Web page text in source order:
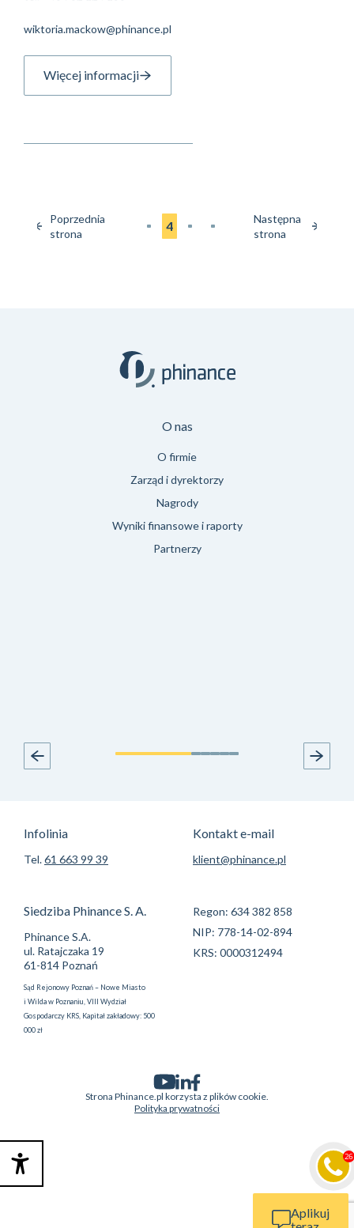
wiktoria.mackow@phinance.pl
Więcej informacji
Poprzednia
strona
4
Następna
strona
O nas
O firmie
Zarząd i dyrektorzy
Nagrody
Wyniki finansowe i raporty
Partnerzy
Infolinia
Tel.61 663 99 39
Kontakt e-mail
klient@phinance.pl
Siedziba Phinance S. A.
Phinance S.A.
ul. Ratajczaka 19
61-814 Poznań
Sąd Rejonowy Poznań – Nowe Miasto
i Wilda w Poznaniu, VIII Wydział
Gospodarczy KRS, Kapitał zakładowy: 500
000 zł
Regon: 634 382 858
NIP: 778-14-02-894
KRS: 0000312494
Strona Phinance.pl korzysta z plików cookie.
Polityka prywatności
Aplikuj